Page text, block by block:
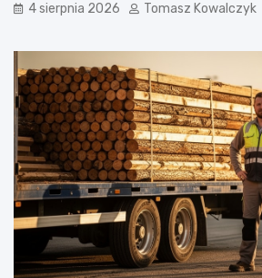
4 sierpnia 2026 Tomasz Kowalczyk